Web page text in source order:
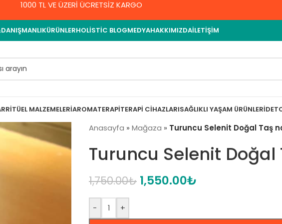
1000 TL VE ÜZERİ ÜCRETSİZ KARGO
ÜRÜNLERHOLISTIC BLOGMEDYAHAKKIMIZDAİLETIŞIM
RITÜEL MALZEMELERIAROMATERAPITERAPI CIHAZLARISAĞLIKLI YAŞAM ÜRÜNLERI
Anasayfa » Mağaza » Turuncu Selenit Doğal Taş
Turuncu Selenit
1,750.00₺ 1,550.00₺
- +